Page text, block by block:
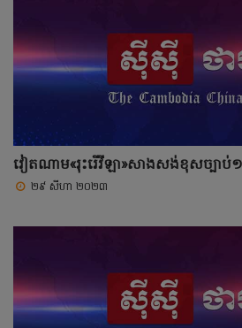
វៀតណាម«រុះរើវីឡា»សាងសង់ខុសច្បាប់
២៩ សីហា ២០២៣